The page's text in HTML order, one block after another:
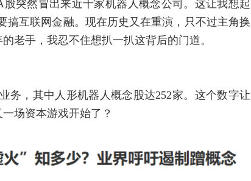
然冒出来近千家机器人概念公司。这让我想起
搞互联网金融。现在历史又在重演，只不过主角换
老手，我忍不住想扒一扒这背后的门道。
，其中人形机器人概念股达252家。这个数字让
场资本游戏开始了？